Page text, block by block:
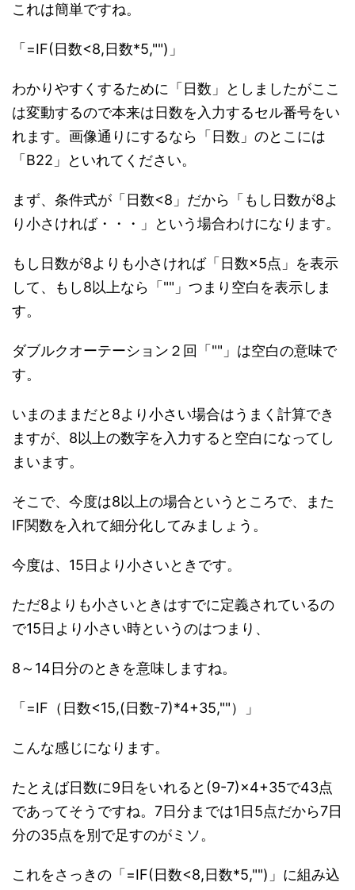
これは簡単ですね。
「=IF(日数<8,日数*5,"")」
わかりやすくするために「日数」としましたがここ
は変動するので本来は日数を入力するセル番号をい
れます。画像通りにするなら「日数」のとこには
「B22」といれてください。
まず、条件式が「日数<8」だから「もし日数が8よ
り小さければ・・・」という場合わけになります。
もし日数が8よりも小さければ「日数×5点」を表示
して、もし8以上なら「""」つまり空白を表示しま
す。
ダブルクオーテーション２回「""」は空白の意味で
す。
いまのままだと8より小さい場合はうまく計算でき
ますが、8以上の数字を入力すると空白になってし
まいます。
そこで、今度は8以上の場合というところで、また
IF関数を入れて細分化してみましょう。
今度は、15日より小さいときです。
ただ8よりも小さいときはすでに定義されているの
で15日より小さい時というのはつまり、
8～14日分のときを意味しますね。
「=IF（日数<15,(日数-7)*4+35,""）」
こんな感じになります。
たとえば日数に9日をいれると(9-7)×4+35で43点
であってそうですね。7日分までは1日5点だから7日
分の35点を別で足すのがミソ。
これをさっきの「=IF(日数<8,日数*5,"")」に組み込